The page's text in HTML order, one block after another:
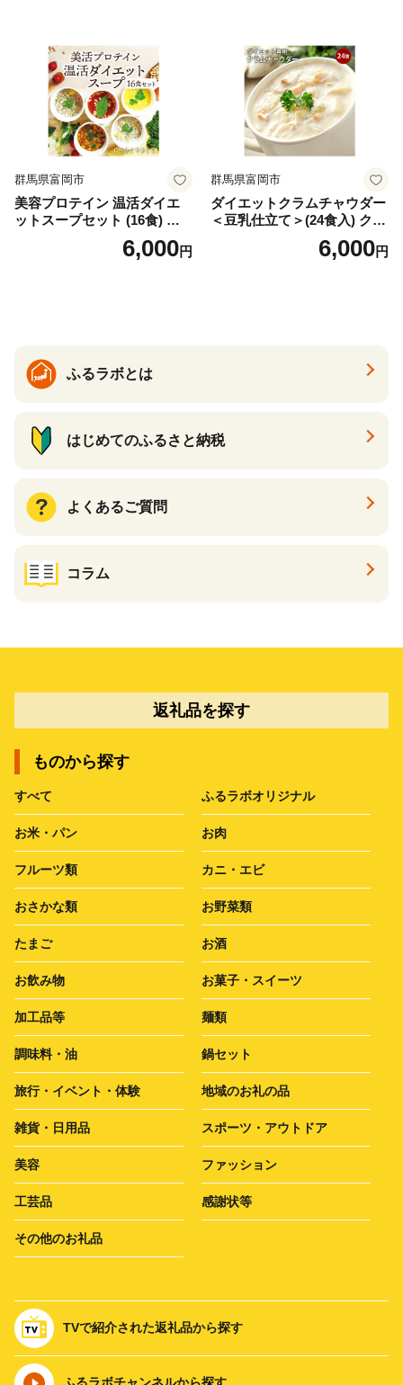
ロン [AIEN005]
群馬県富岡市
美容プロテイン 温活ダイエ
ットスープセット (16食) 小
分け スープ 食べ比べ セット
詰合せ クラムチャウダー チ
6,000円
群馬県富岡市
ダイエットクラムチャウダー
＜豆乳仕立て＞(24食入) クラ
ムチャウダー 豆乳 ダイエッ
ト スープ プロテイン たんぱ
6,000円
ふるラボとは
はじめてのふるさと納税
よくあるご質問
コラム
返礼品を探す
ものから探す
すべて ふるラボオリジナル
お米・パン お肉
フルーツ類 カニ・エビ
おさかな類 お野菜類
たまご お酒
お飲み物 お菓子・スイーツ
加工品等 麺類
調味料・油 鍋セット
旅行・イベント・体験 地域のお礼の品
雑貨・日用品 スポーツ・アウトドア
美容 ファッション
工芸品 感謝状等
その他のお礼品
TVで紹介された返礼品から探す
ふるラボチャンネルから探す